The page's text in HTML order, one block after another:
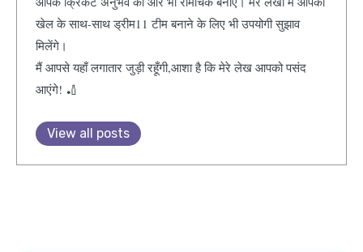
खेल के साथ-साथ ड्रीम11 टीम बनाने के लिए भी उपयोगी सुझाव
मिलेंगे।
मैं आपसे यहाँ लगातार जुड़ी रहूँगी,आशा है कि मेरे लेख आपको पसंद
आएंगे! 🏏
View all posts